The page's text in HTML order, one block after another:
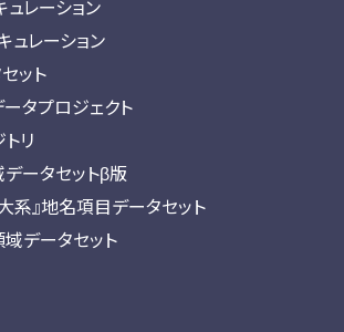
レーション
ュレーション
ット
タプロジェクト
リ
ータセットβ版
系』地名項目データセット
データセット